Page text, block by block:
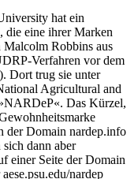
hat ein
die eine ihrer Marken
Malcolm Robbins aus
Verfahren vor dem
Dort trug sie unter
Agricultural and
Das Kürzel,
der Domain nardep.info
dann aber
einer Seite der Domain
nardep